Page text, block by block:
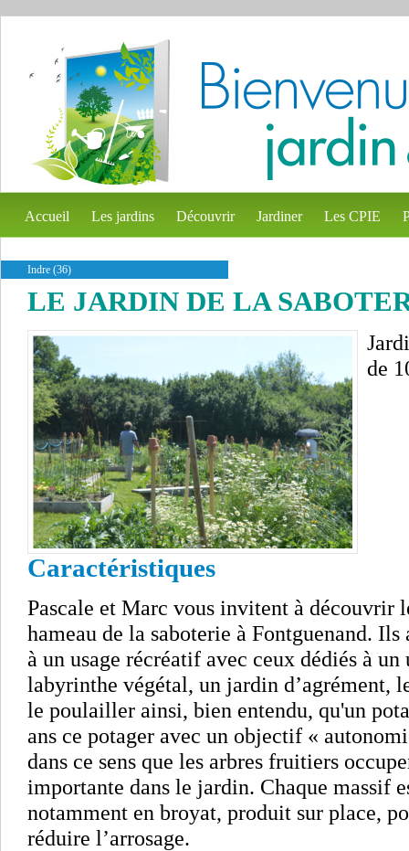
Accueil Les jardins Découvrir Jardiner Les CPIE
Indre (36)
LE JARDIN DE LA
de
Caractéristiques
Pascale et Marc vous invitent à découvrir
hameau de la saboterie à Fontguenand. Ils
à un usage récréatif avec ceux dédiés à
labyrinthe végétal, un jardin d’agrément,
le poulailler ainsi, bien entendu, qu'un
ans ce potager avec un objectif «
dans ce sens que les arbres fruitiers
importante dans le jardin. Chaque massif
notamment en broyat, produit sur place,
réduire l’arrosage.